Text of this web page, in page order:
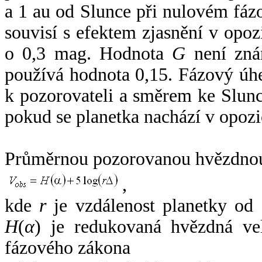
a 1 au od Slunce při nulovém
souvisí s efektem zjasnění v
o 0,3 mag. Hodnota G není
používá hodnota 0,15. Fázový
k pozorovateli a směrem ke
pokud se planetka nachází v
Průměrnou pozorovanou
,
kde rje vzdálenost planetky od
H(α) je redukovaná hvězdná
fázového zákona